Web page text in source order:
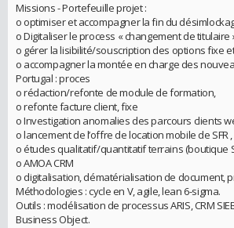
Missions - Portefeuille projet :
o optimiser et accompagner la fin du
o Digitaliser le process « changement de titulaire
o gérer la lisibilité/souscription des options fixe
o accompagner la montée en charge des
Portugal : proces
o rédaction/refonte de module de formation,
o refonte facture client, fixe
o Investigation anomalies des parcours clients
o lancement de l’offre de location mobile de SFR ,
o études qualitatif/quantitatif terrains (boutique
o AMOA CRM
o digitalisation, dématérialisation de document,
Méthodologies : cycle en V, agile, lean 6-sigma.
Outils : modélisation de processus ARIS, CRM
Business Object.